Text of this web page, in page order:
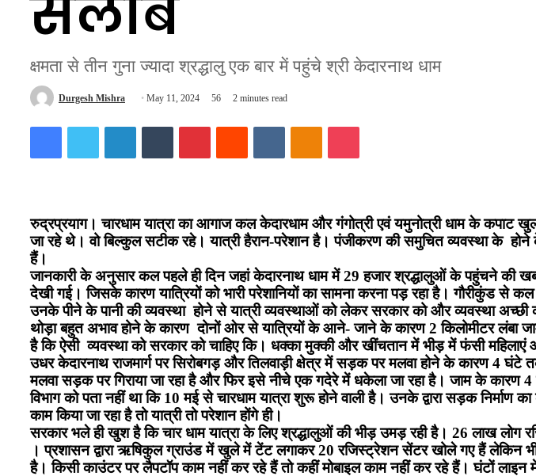
सैलाब
क्षमता से तीन गुना ज्यादा श्रद्धालु एक बार में पहुंचे श्री केदारनाथ धाम
Durgesh Mishra
Send May 11, 2024 56 2 minutes read
FacebookTwitter LinkedInTumblr PinterestReddit VKontakteOdnoklassniki
Pocket
रुद्रप्रयाग। चारधाम यात्रा का आगाज कल केदारधाम और गंगोत्री एवं यमुनोत्री धाम के
जा रहे थे। वो बिल्कुल सटीक रहे। यात्री हैरान-परेशान है। पंजीकरण की समुचित व्यवस्था के
हैं।
जानकारी के अनुसार कल पहले ही दिन जहां केदारनाथ धाम में 29 हजार श्रद्धालुओं के पहुंचने की खबर
देखी गई। जिसके कारण यात्रियों को भारी परेशानियों का सामना करना पड़ रहा है। गौरीकुंड
उनके पीने के पानी की व्यवस्था होने से यात्री व्यवस्थाओं को लेकर सरकार को और व्यवस्था
थोड़ा बहुत अभाव होने के कारण दोनों ओर से यात्रियों के आने- जाने के कारण 2 किलोमीटर लंबा
है कि ऐसी व्यवस्था को सरकार को चाहिए कि। धक्का मुक्की और खींचतान में भीड़ में फंसी
उधर केदारनाथ राजमार्ग पर सिरोबगड़ और तिलवाड़ी क्षेत्र में सड़क पर मलवा होने के कारण 4
मलवा सड़क पर गिराया जा रहा है और फिर इसे नीचे एक गदेरे में धकेला जा रहा है। जाम के कारण 4
विभाग को पता नहीं था कि 10 मई से चारधाम यात्रा शुरू होने वाली है। उनके द्वारा सड़क
काम किया जा रहा है तो यात्री तो परेशान होंगे ही।
सरकार भले ही खुश है कि चार धाम यात्रा के लिए श्रद्धालुओं की भीड़ उमड़ रही है। 26 लाख लोग
। प्रशासन द्वारा ऋषिकुल ग्राउंड में खुले में टेंट लगाकर 20 रजिस्ट्रेशन सेंटर खोले गए हैं लेकिन
है। किसी काउंटर पर लैपटॉप काम नहीं कर रहे हैं तो कहीं मोबाइल काम नहीं कर रहे हैं। घंटों